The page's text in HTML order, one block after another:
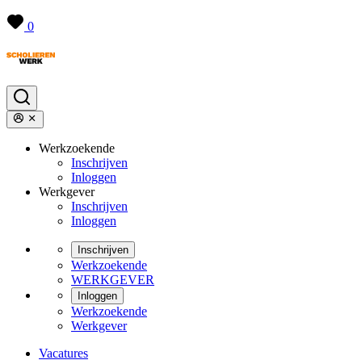
0
Werkzoekende
Inschrijven
Inloggen
Werkgever
Inschrijven
Inloggen
Inschrijven
Werkzoekende
WERKGEVER
Inloggen
Werkzoekende
Werkgever
Vacatures